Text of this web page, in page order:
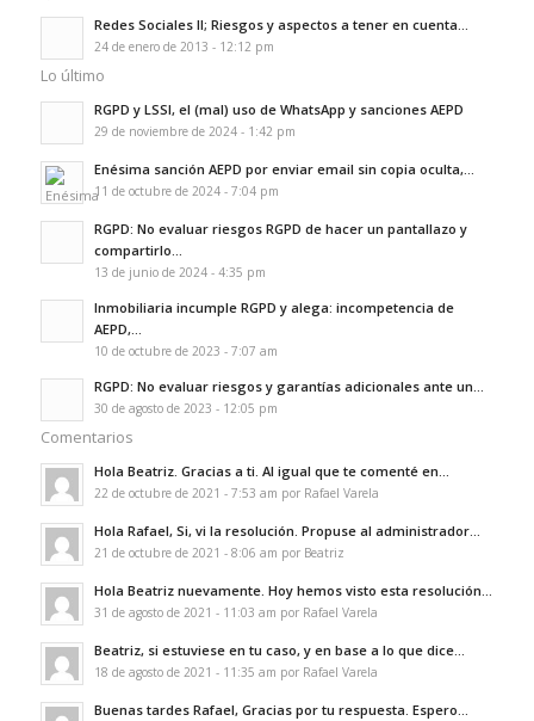
Redes Sociales II; Riesgos y aspectos a tener en cuenta...
24 de enero de 2013 - 12:12 pm
Lo último
RGPD y LSSI, el (mal) uso de WhatsApp y sanciones AEPD
29 de noviembre de 2024 - 1:42 pm
Enésima sanción AEPD por enviar email sin copia oculta,...
11 de octubre de 2024 - 7:04 pm
RGPD: No evaluar riesgos RGPD de hacer un pantallazo y
compartirlo...
13 de junio de 2024 - 4:35 pm
Inmobiliaria incumple RGPD y alega: incompetencia de
AEPD,...
10 de octubre de 2023 - 7:07 am
RGPD: No evaluar riesgos y garantías adicionales ante un...
30 de agosto de 2023 - 12:05 pm
Comentarios
Hola Beatriz. Gracias a ti. Al igual que te comenté en...
22 de octubre de 2021 - 7:53 am por Rafael Varela
Hola Rafael, Si, vi la resolución. Propuse al administrador...
21 de octubre de 2021 - 8:06 am por Beatriz
Hola Beatriz nuevamente. Hoy hemos visto esta resolución...
31 de agosto de 2021 - 11:03 am por Rafael Varela
Beatriz, si estuviese en tu caso, y en base a lo que dice...
18 de agosto de 2021 - 11:35 am por Rafael Varela
Buenas tardes Rafael, Gracias por tu respuesta. Espero...